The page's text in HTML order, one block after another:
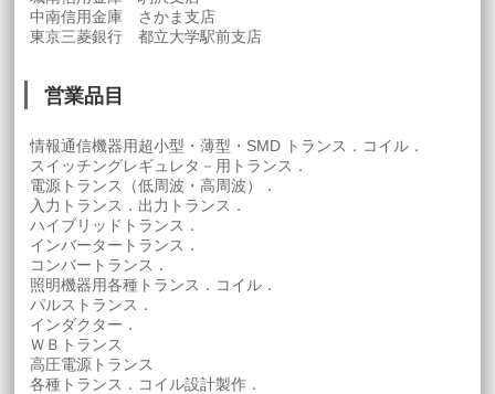
中南信用金庫 さかま支店
東京三菱銀行 都立大学駅前支店
営業品目
情報通信機器用超小型・薄型・SMD トランス．コイル．
スイッチングレギュレタ－用トランス．
電源トランス（低周波・高周波）．
入力トランス．出力トランス．
ハイブリッドトランス．
インバータートランス．
コンバートランス．
照明機器用各種トランス．コイル．
パルストランス．
インダクター．
ＷＢトランス
高圧電源トランス
各種トランス．コイル設計製作．